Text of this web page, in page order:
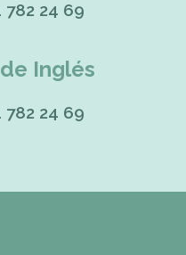
782 24 69
Inglés
782 24 69